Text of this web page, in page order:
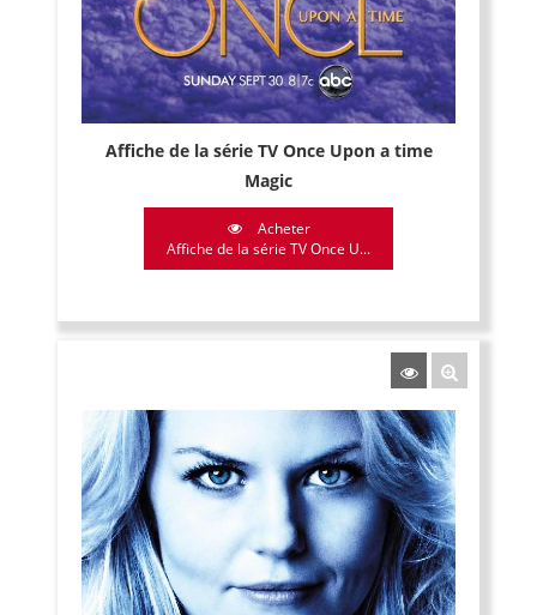
Affiche de la série TV Once Upon a time
Magic
Acheter
Affiche de la série TV Once U...